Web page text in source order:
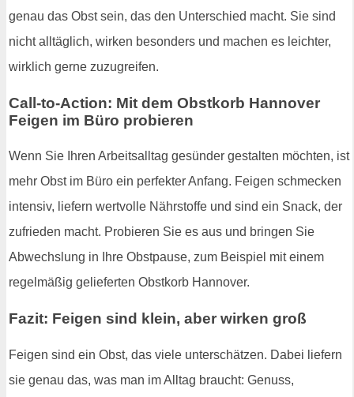
genau das Obst sein, das den Unterschied macht. Sie sind
nicht alltäglich, wirken besonders und machen es leichter,
wirklich gerne zuzugreifen.
Call-to-Action: Mit dem Obstkorb Hannover
Feigen im Büro probieren
Wenn Sie Ihren Arbeitsalltag gesünder gestalten möchten, ist
mehr Obst im Büro ein perfekter Anfang. Feigen schmecken
intensiv, liefern wertvolle Nährstoffe und sind ein Snack, der
zufrieden macht. Probieren Sie es aus und bringen Sie
Abwechslung in Ihre Obstpause, zum Beispiel mit einem
regelmäßig gelieferten Obstkorb Hannover.
Fazit: Feigen sind klein, aber wirken groß
Feigen sind ein Obst, das viele unterschätzen. Dabei liefern
sie genau das, was man im Alltag braucht: Genuss,